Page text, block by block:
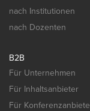
nach Institutionen
nach Dozenten
B2B
Für Unternehmen
Für Inhaltsanbieter
Für